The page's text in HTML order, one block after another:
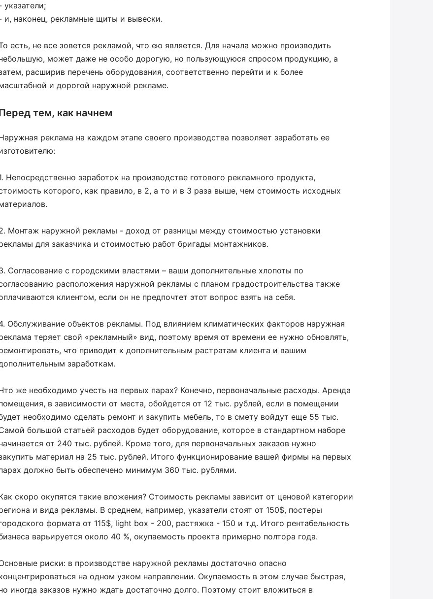
указатели;
и, наконец, рекламные щиты и вывески.
есть, не все зовется рекламой, что ею является. Для начала можно производить
может даже не особо дорогую, но пользующуюся спросом продукцию, а
расширив перечень оборудования, соответственно перейти и к более
и дорогой наружной рекламе.
тем, как начнем
реклама на каждом этапе своего производства позволяет заработать ее
Непосредственно заработок на производстве готового рекламного продукта,
которого, как правило, в 2, а то и в 3 раза выше, чем стоимость исходных
Монтаж наружной рекламы - доход от разницы между стоимостью установки
для заказчика и стоимостью работ бригады монтажников.
Согласование с городскими властями – ваши дополнительные хлопоты по
расположения наружной рекламы с планом градостроительства также
клиентом, если он не предпочтет этот вопрос взять на себя.
Обслуживание объектов рекламы. Под влиянием климатических факторов наружная
теряет свой «рекламный» вид, поэтому время от времени ее нужно обновлять,
что приводит к дополнительным растратам клиента и вашим
заработкам.
же необходимо учесть на первых парах? Конечно, первоначальные расходы. Аренда
в зависимости от места, обойдется от 12 тыс. рублей, если в помещении
необходимо сделать ремонт и закупить мебель, то в смету войдут еще 55 тыс.
большой статьей расходов будет оборудование, которое в стандартном наборе
от 240 тыс. рублей. Кроме того, для первоначальных заказов нужно
материал на 25 тыс. рублей. Итого функционирование вашей фирмы на первых
должно быть обеспечено минимум 360 тыс. рублями.
скоро окупятся такие вложения? Стоимость рекламы зависит от ценовой категории
и вида рекламы. В среднем, например, указатели стоят от 150$, постеры
формата от 115$, light box - 200, растяжка - 150 и т.д. Итого рентабельность
варьируется около 40 %, окупаемость проекта примерно полтора года.
риски: в производстве наружной рекламы достаточно опасно
на одном узком направлении. Окупаемость в этом случае быстрая,
иногда заказов нужно ждать достаточно долго. Поэтому стоит вложиться в